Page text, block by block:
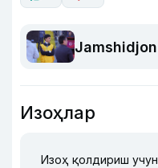
Изоҳлар
Изоҳ қолдириш